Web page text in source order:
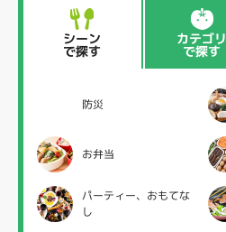
シーン
で探す
カテゴリ
で探す
防災
お弁当
パーティー、おもてな
し